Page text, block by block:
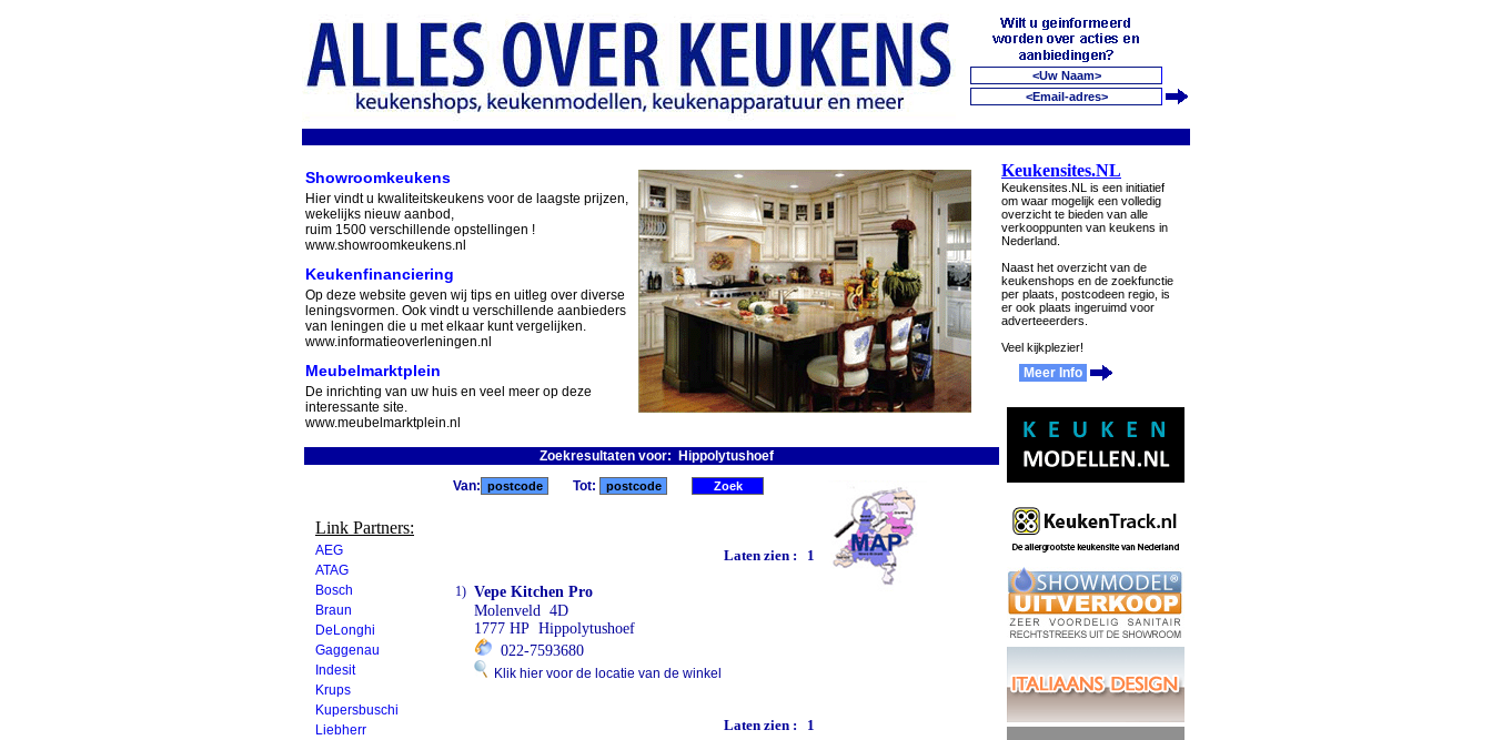
Showroomkeukens
Hier vindt u kwaliteitskeukens voor de laagste prijzen,
wekelijks nieuw aanbod,
ruim 1500 verschillende opstellingen !
www.showroomkeukens.nl
Keukenfinanciering
Op deze website geven wij tips en uitleg over diverse
leningsvormen. Ook vindt u verschillende aanbieders
van leningen die u met elkaar kunt vergelijken.
www.informatieoverleningen.nl
Meubelmarktplein
De inrichting van uw huis en veel meer op deze
interessante site.
www.meubelmarktplein.nl
Zoekresultaten voor: Hippolytushoef
Link Partners:
AEG
ATAG
Bosch
Braun
DeLonghi
Gaggenau
Indesit
Krups
Kupersbuschi
Liebherr
Van: Tot:
Laten zien : 1
1) Vepe Kitchen Pro
Molenveld 4D
1777 HP Hippolytushoef
022-7593680
Klik hier voor de locatie van de winkel
Laten zien : 1
Keukensites.NL
Keukensites.NL is een initiatief
om waar mogelijk een volledig
overzicht te bieden van alle
verkooppunten van keukens in
Nederland.
Naast het overzicht van de
keukenshops en de zoekfunctie
per plaats, postcodeen regio, is
er ook plaats ingeruimd voor
adverteeerders.
Veel kijkplezier!
Meer Info